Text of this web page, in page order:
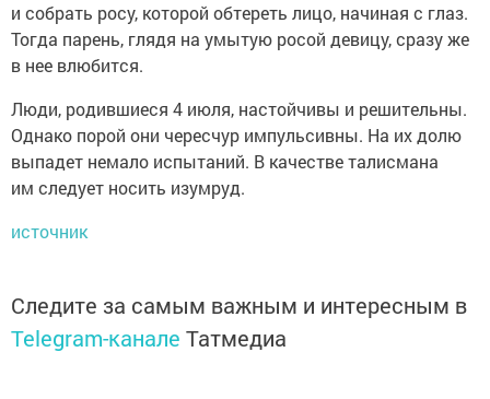
и собрать росу, которой обтереть лицо, начиная с глаз.
Тогда парень, глядя на умытую росой девицу, сразу же
в нее влюбится.
Люди, родившиеся 4 июля, настойчивы и решительны.
Однако порой они чересчур импульсивны. На их долю
выпадет немало испытаний. В качестве талисмана
им следует носить изумруд.
источник
Следите за самым важным и интересным в
Telegram-канале Татмедиа